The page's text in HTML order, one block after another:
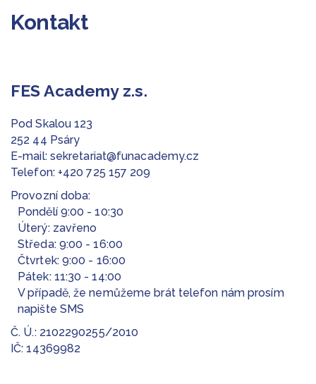
Kontakt
FES Academy z.s.
Pod Skalou 123
252 44 Psáry
E-mail: sekretariat@funacademy.cz
Telefon: +420 725 157 209
Provozní doba:
Pondělí 9:00 - 10:30
Úterý: zavřeno
Středa: 9:00 - 16:00
Čtvrtek: 9:00 - 16:00
Pátek: 11:30 - 14:00
V případě, že nemůžeme brát telefon nám prosím
napište SMS
Č. Ú.: 2102290255/2010
IČ: 14369982